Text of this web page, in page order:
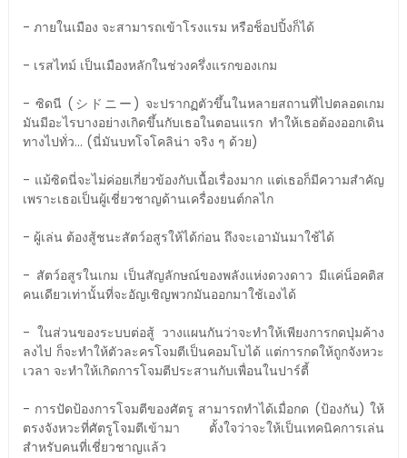
- ภายในเมือง จะสามารถเข้าโรงแรม หรือช็อปปิ้งก็ได้
- เรสไทม์ เป็นเมืองหลักในช่วงครึ่งแรกของเกม
- ซิดนี (シドニー) จะปรากฏตัวขึ้นในหลายสถานที่ไปตลอดเกม
มันมีอะไรบางอย่างเกิดขึ้นกับเธอในตอนแรก ทำให้เธอต้องออกเดิน
ทางไปทั่ว... (นี่มันบทโจโคลิน่า จริง ๆ ด้วย)
- แม้ซิดนี่จะไม่ค่อยเกี่ยวข้องกับเนื้อเรื่องมาก แต่เธอก็มีความสำคัญ
เพราะเธอเป็นผู้เชี่ยวชาญด้านเครื่องยนต์กลไก
- ผู้เล่น ต้องสู้ชนะสัตว์อสูรให้ได้ก่อน ถึงจะเอามันมาใช้ได้
- สัตว์อสูรในเกม เป็นสัญลักษณ์ของพลังแห่งดวงดาว มีแค่น็อคติส
คนเดียวเท่านั้นที่จะอัญเชิญพวกมันออกมาใช้เองได้
- ในส่วนของระบบต่อสู้ วางแผนกันว่าจะทำให้เพียงการกดปุ่มค้าง
ลงไป ก็จะทำให้ตัวละครโจมตีเป็นคอมโบได้ แต่การกดให้ถูกจังหวะ
เวลา จะทำให้เกิดการโจมตีประสานกับเพื่อนในปาร์ตี้
- การปัดป้องการโจมตีของศัตรู สามารถทำได้เมื่อกด (ป้องกัน) ให้
ตรงจังหวะที่ศัตรูโจมตีเข้ามา ตั้งใจว่าจะให้เป็นเทคนิคการเล่น
สำหรับคนที่เชี่ยวชาญแล้ว